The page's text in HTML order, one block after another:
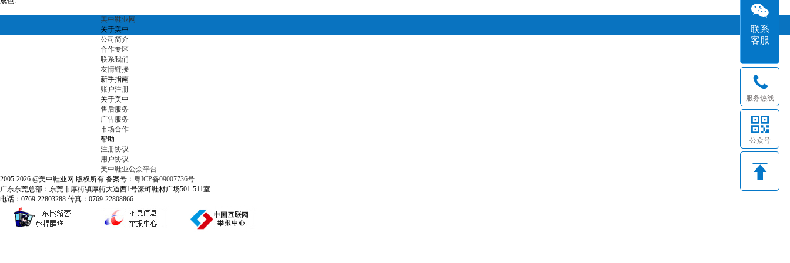
美中鞋业网
关于美中
公司简介
合作专区
联系我们
友情链接
新手指南
账户注册
关于美中
售后服务
广告服务
市场合作
帮助
注册协议
用户协议
美中鞋业公众平台
2005-2026 @美中鞋业网 版权所有 备案号： 粤ICP备09007736号
广东东莞总部：东莞市厚街镇厚街大道西1号濠畔鞋材广场501-511室
电话：0769-22803288 传真：0769-22808866
联系
客服
服务热线
公众号